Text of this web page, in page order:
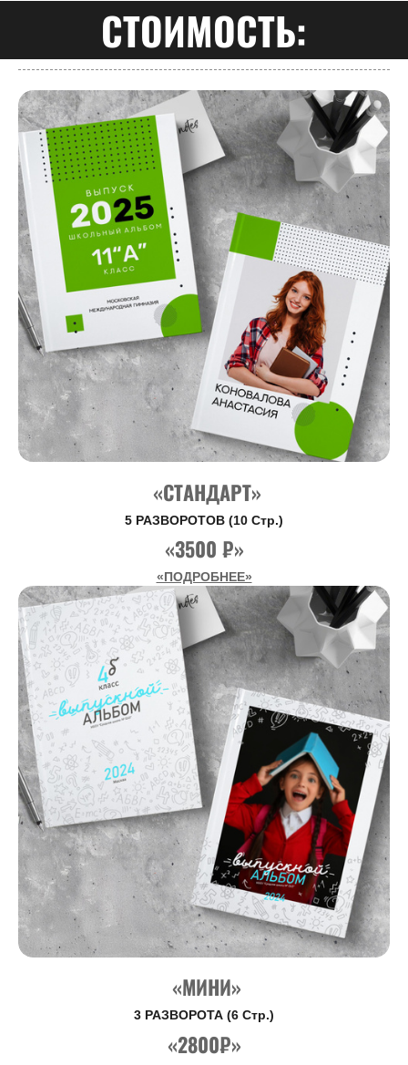
СТОИМОСТЬ:
«СТАНДАРТ»
5 РАЗВОРОТОВ (10 Стр.)
«3500 ₽»
«ПОДРОБНЕЕ»
«МИНИ»
3 РАЗВОРОТА (6 Стр.)
«2800₽»